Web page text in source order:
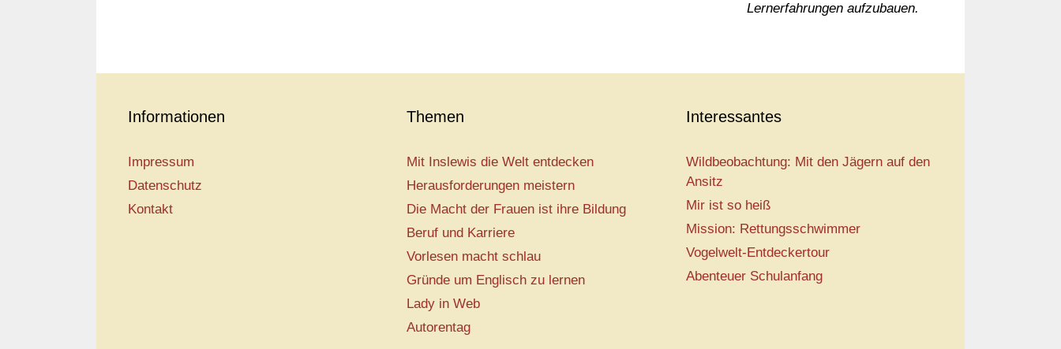
Lernerfahrungen aufzubauen.
Informationen
Impressum
Datenschutz
Kontakt
Themen
Mit Inslewis die Welt entdecken
Herausforderungen meistern
Die Macht der Frauen ist ihre Bildung
Beruf und Karriere
Vorlesen macht schlau
Gründe um Englisch zu lernen
Lady in Web
Autorentag
Interessantes
Wildbeobachtung: Mit den Jägern auf den
Ansitz
Mir ist so heiß
Mission: Rettungsschwimmer
Vogelwelt-Entdeckertour
Abenteuer Schulanfang